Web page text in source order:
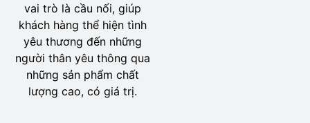
vai trò là cầu nối, giúp
khách hàng thể hiện tình
yêu thương đến những
người thân yêu thông qua
những sản phẩm chất
lượng cao, có giá trị.